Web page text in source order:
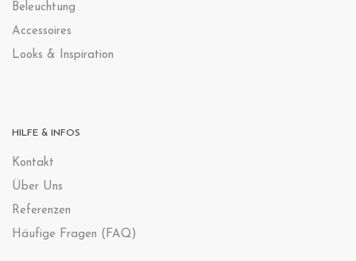
Beleuchtung
Accessoires
Looks & Inspiration
HILFE & INFOS
Kontakt
Über Uns
Referenzen
Häufige Fragen (FAQ)